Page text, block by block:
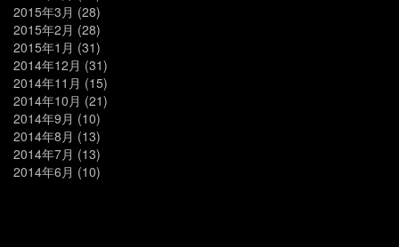
2015年3月 (28)
2015年2月 (28)
2015年1月 (31)
2014年12月 (31)
2014年11月 (15)
2014年10月 (21)
2014年9月 (10)
2014年8月 (13)
2014年7月 (13)
2014年6月 (10)